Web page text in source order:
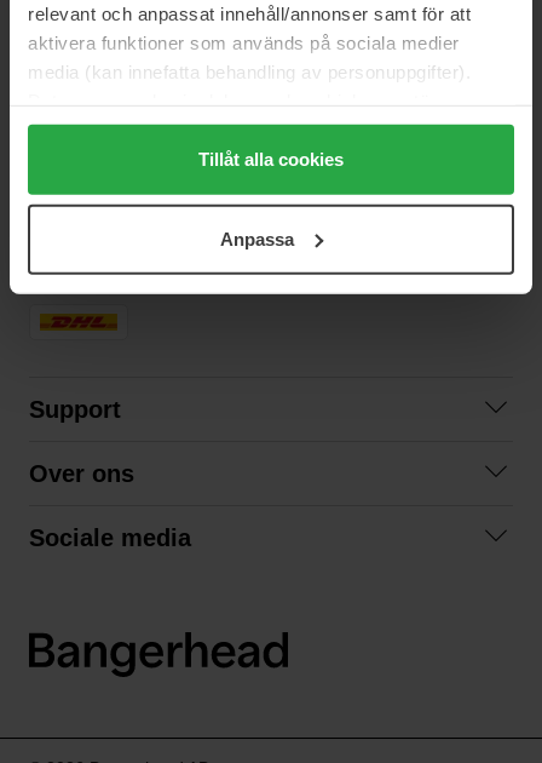
relevant och anpassat innehåll/annonser samt för att
aktivera funktioner som används på sociala medier
media (kan innefatta behandling av personuppgifter).
Genom att trycka på "Tillåt alla cookies" accepterar du
alla cookies, medan du under "Detaljer" kan anpassa
användningen av cookies. Du kan när som helst återkalla
samt vår Integritetspolicy.
Tillåt alla cookies
Anpassa
Wil je het beste beauty-nieuws direct in je inbox ontvangen?
aanbiedingen!
SNELLE LEVERING
Support
Algemene voorwaarden
Over ons
Sociale media
LinkedIn